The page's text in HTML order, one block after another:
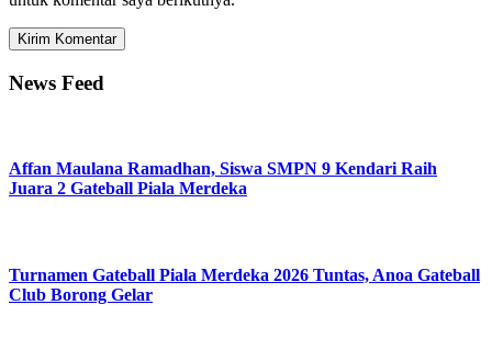
News Feed
Affan Maulana Ramadhan, Siswa SMPN 9 Kendari Raih
Juara 2 Gateball Piala Merdeka
Turnamen Gateball Piala Merdeka 2026 Tuntas, Anoa Gateball
Club Borong Gelar